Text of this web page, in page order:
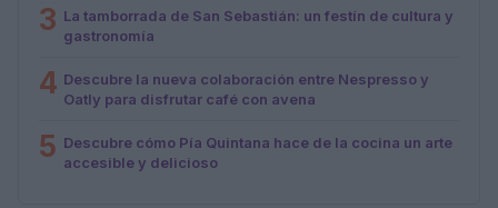
3 La tamborrada de San Sebastián: un festín de cultura y
gastronomía
4 Descubre la nueva colaboración entre Nespresso y
Oatly para disfrutar café con avena
5 Descubre cómo Pía Quintana hace de la cocina un arte
accesible y delicioso